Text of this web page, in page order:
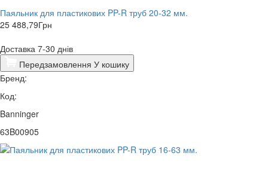
Паяльник для пластикових PP-R труб 20-32 мм.
25 488,79Грн
Доставка 7-30 днів
Передзамовлення У кошику
Бренд:
Код:
Banninger
63B00905